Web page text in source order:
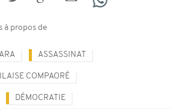
à propos de
ASSASSINAT
COMPAORÉ
DÉMOCRATIE